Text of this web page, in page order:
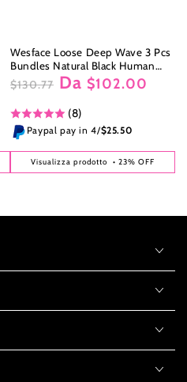
Wesface Loose Deep Wave 3 Pcs
Bundles Natural Black Human
Virgin Hair
regolare
$130.77
prezzo
di
Da $102.00
(8)
Paypal pay in 4/$25.50
Visualizza prodotto • 23% OFF